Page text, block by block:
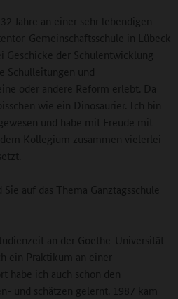
Jahre an einer sehr lebendigen
Gemeinschaftsschule in Lübeck
der Schulentwicklung
Schulleitungen und
oder andere Reform erlebt. Da
wie ein Dinosaurier. Ich bin
und habe mit Freude mit
Kollegium zusammen vielerlei
auf das Thema Ganztagsschule
an der Goethe-Universität
ein Praktikum an einer
habe ich auch schon den
und schätzen gelernt. 1987 kam